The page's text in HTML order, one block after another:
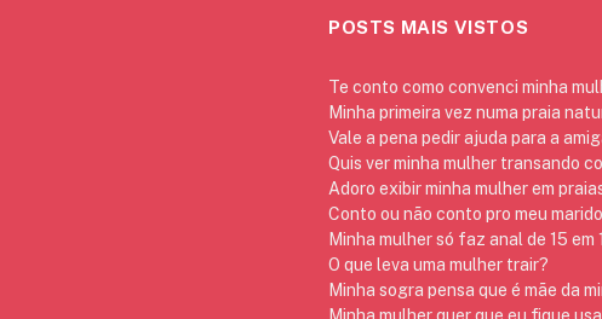
POSTS MAIS VISTOS
Te conto como convenci minha
Minha primeira vez numa praia
Vale a pena pedir ajuda para a
Quis ver minha mulher transando
Adoro exibir minha mulher em
Conto ou não conto pro meu
Minha mulher só faz anal de 15
O que leva uma mulher trair?
Minha sogra pensa que é mãe da
Minha mulher quer que eu fique